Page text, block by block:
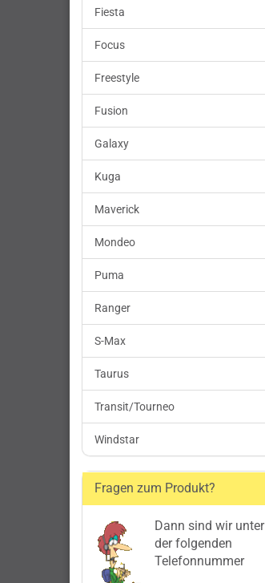
Fiesta
Focus
Freestyle
Fusion
Galaxy
Kuga
Maverick
Mondeo
Puma
Ranger
S-Max
Taurus
Transit/Tourneo
Windstar
Fragen zum Produkt?
Dann sind wir unter
der folgenden
Telefonnummer